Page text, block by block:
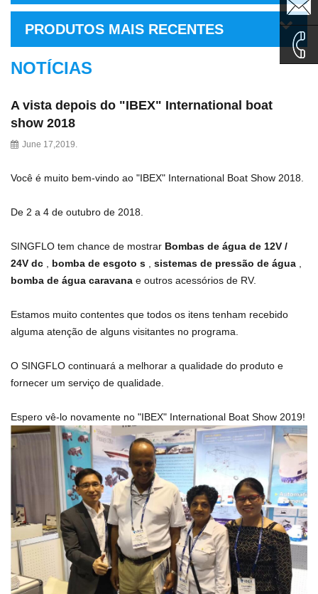
PRODUTOS MAIS RECENTES
NOTÍCIAS
A vista depois do "IBEX" International boat
show 2018
June 17,2019.
Você é muito bem-vindo ao "IBEX" International Boat Show 2018.
De 2 a 4 de outubro de 2018.
SINGFLO tem chance de mostrar Bombas de água de 12V /
24V dc , bomba de esgoto s , sistemas de pressão de água ,
bomba de água caravana e outros acessórios de RV.
Estamos muito contentes que todos os itens tenham recebido
alguma atenção de alguns visitantes no programa.
O SINGFLO continuará a melhorar a qualidade do produto e
fornecer um serviço de qualidade.
Espero vê-lo novamente no "IBEX" International Boat Show 2019!